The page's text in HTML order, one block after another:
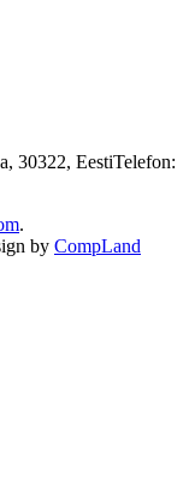
30322, EestiTelefon:
.
by CompLand